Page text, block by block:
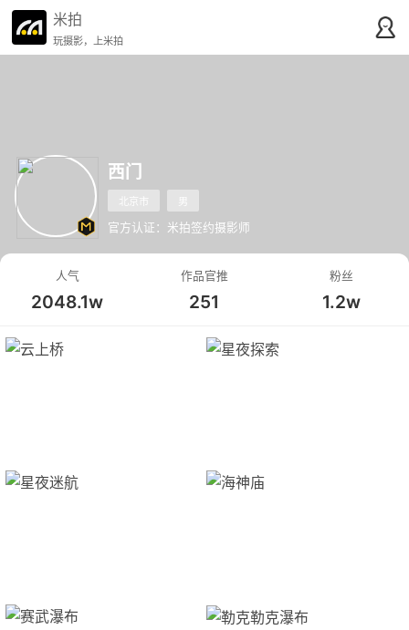
米拍
玩摄影，上米拍
西门
北京市 男
官方认证：米拍签约摄影师
人气
2048.1w
作品官推
251
粉丝
1.2w